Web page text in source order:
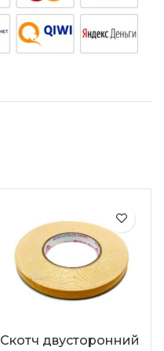
Скотч двусторонний